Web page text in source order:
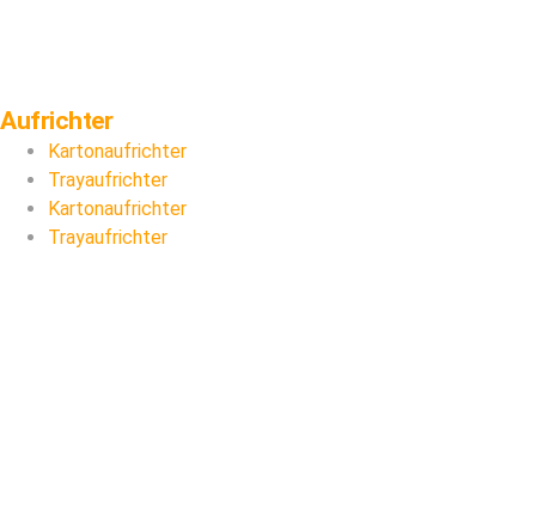
Aufrichter
Kartonaufrichter
Trayaufrichter
Kartonaufrichter
Trayaufrichter